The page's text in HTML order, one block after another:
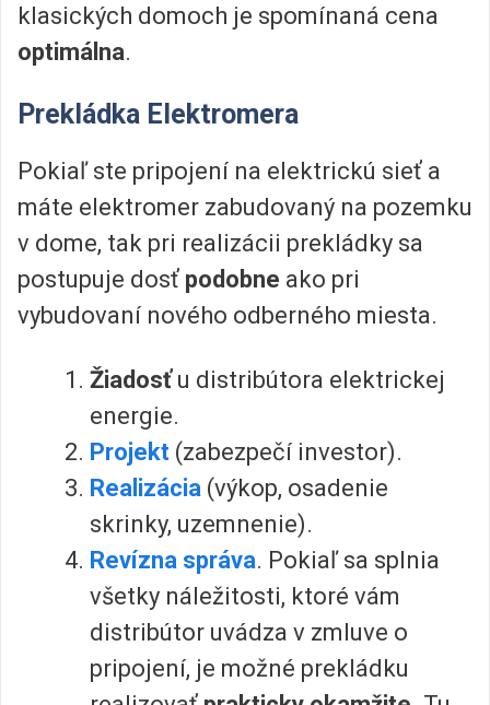
klasických domoch je spomínaná cena
optimálna.
Prekládka Elektromera
Pokiaľ ste pripojení na elektrickú sieť a
máte elektromer zabudovaný na pozemku
v dome, tak pri realizácii prekládky sa
postupuje dosť podobne ako pri
vybudovaní nového odberného miesta.
Žiadosťu distribútora elektrickej
energie.
Projekt (zabezpečí investor).
Realizácia (výkop, osadenie
skrinky, uzemnenie).
Revízna správa. Pokiaľ sa splnia
všetky náležitosti, ktoré vám
distribútor uvádza v zmluve o
pripojení, je možné prekládku